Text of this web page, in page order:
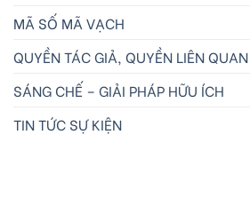
MÃ SỐ MÃ VẠCH
QUYỀN TÁC GIẢ, QUYỀN LIÊN QUAN
SÁNG CHẾ – GIẢI PHÁP HỮU ÍCH
TIN TỨC SỰ KIỆN